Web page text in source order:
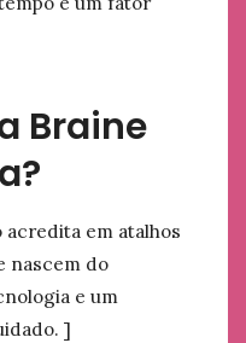
Braine
acredita em atalhos
nascem do
e um
]